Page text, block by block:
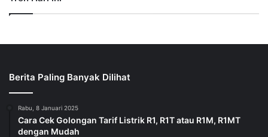
Berita Paling Banyak Dilihat
Rabu, 8 Januari 2025
Cara Cek Golongan Tarif Listrik R1, R1T atau R1M, R1MT
dengan Mudah